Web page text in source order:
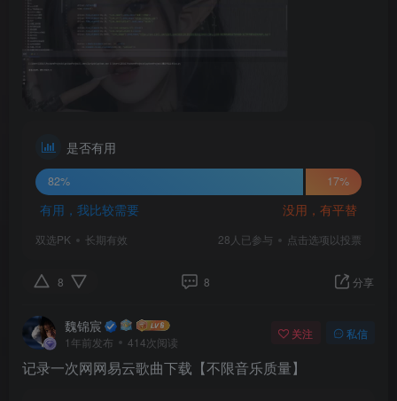
是否有用
82%
有用，我比较需要
17%
没用，有平替
双选PK 长期有效 28人已参与 点击选项以投票
8 8 分享
魏锦宸
1年前发布 414次阅读
关注 私信
记录一次网网易云歌曲下载【不限音乐质量】